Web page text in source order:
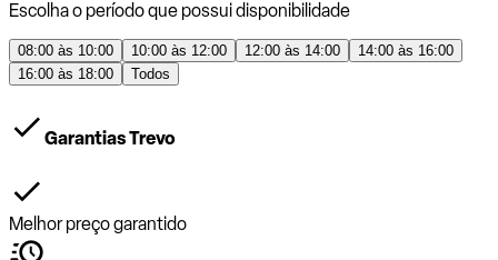
Escolha o período que possui disponibilidade
08:00 às 10:00 10:00 às 12:00 12:00 às 14:00
14:00 às 16:00
16:00 às 18:00
Todos
Garantias Trevo
Melhor preço garantido